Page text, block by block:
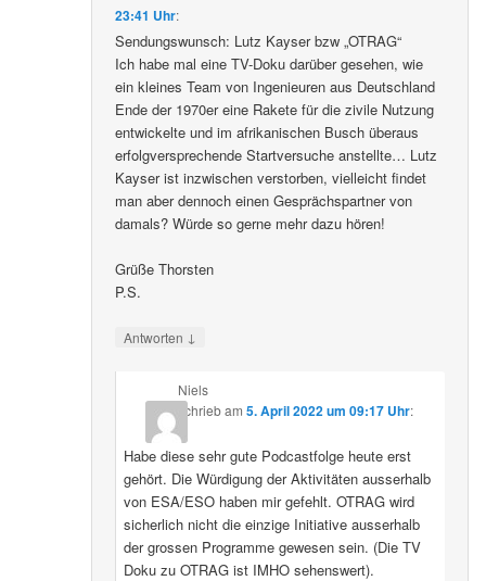
23:41 Uhr:
Sendungswunsch: Lutz Kayser bzw „OTRAG“
Ich habe mal eine TV-Doku darüber gesehen, wie
ein kleines Team von Ingenieuren aus Deutschland
Ende der 1970er eine Rakete für die zivile Nutzung
entwickelte und im afrikanischen Busch überaus
erfolgversprechende Startversuche anstellte… Lutz
Kayser ist inzwischen verstorben, vielleicht findet
man aber dennoch einen Gesprächspartner von
damals? Würde so gerne mehr dazu hören!
Grüße Thorsten
P.S.
Antworten ↓
Niels
schriebam 5. April 2022 um 09:17 Uhr:
Habe diese sehr gute Podcastfolge heute erst
gehört. Die Würdigung der Aktivitäten ausserhalb
von ESA/ESO haben mir gefehlt. OTRAG wird
sicherlich nicht die einzige Initiative ausserhalb
der grossen Programme gewesen sein. (Die TV
Doku zu OTRAG ist IMHO sehenswert).